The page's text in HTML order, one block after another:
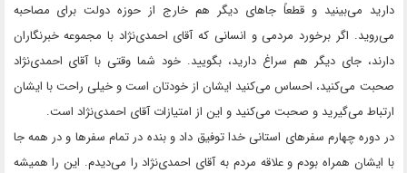
دارید می‌بینید و قطعاً جاهای دیگر هم خارج از حوزه دولت برای مصاحبه
می‌روید. اگر برخورد مردمی و انسانی که آقای احمدی‌نژاد با مجموعه خبرنگاران
دارند، جای دیگر هم سراغ دارید، بگویید. خود شما وقتی با آقای احمدی‌نژاد
صحبت می‌کنید، احساس می‌کنید ایشان از خودتان است و خیلی راحت با ایشان
ارتباط می‌گیرید و صحبت می‌کنید و این از امتیازات آقای احمدی‌نژاد است.
در دوره چهارم سفرهای استانی خدا توفیق داد و بنده در تمام سفرها و در همه جا
با ایشان همراه بودم و علاقه مردم به آقای احمدی‌نژاد را می‌دیدم. این را همیشه